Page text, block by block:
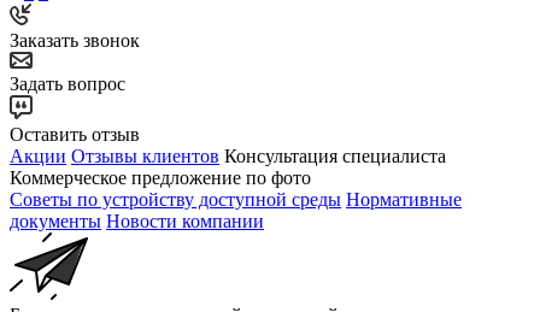
Заказать звонок
Задать вопрос
Оставить отзыв
Акции Отзывы клиентов Консультация специалиста
Коммерческое предложение по фото
Советы по устройству доступной среды Нормативные
документы Новости компании